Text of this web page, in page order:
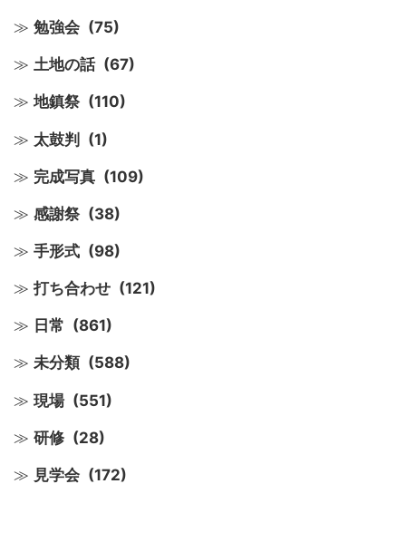
勉強会 (75)
土地の話 (67)
地鎮祭 (110)
太鼓判 (1)
完成写真 (109)
感謝祭 (38)
手形式 (98)
打ち合わせ (121)
日常 (861)
未分類 (588)
現場 (551)
研修 (28)
見学会 (172)